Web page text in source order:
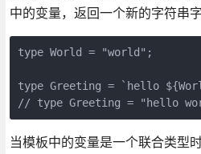
中的变量，返回一个新的字符串字
type World = "world";
type Greeting = `hello
// type Greeting = "hello
当模板中的变量是一个联合类型